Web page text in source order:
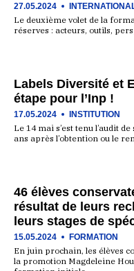
27.05.2024
Le deuxième volet de la
réserves : acteurs, outils,
Labels Diversité et
étape pour l’Inp !
17.05.2024 INSTITUTION
Le 14 mai s’est tenu l’audit
ans après l’obtention ou le
46 élèves
résultat de leurs
leurs stages de
15.05.2024 FORMATION
En juin prochain, les élèves
la promotion Magdeleine